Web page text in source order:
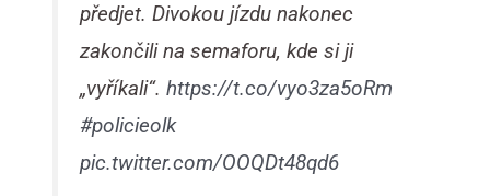
předjet. Divokou jízdu nakonec
zakončili na semaforu, kde si ji
„vyříkali“.https://t.co/vyo3za5oRm
#policieolk
pic.twitter.com/OOQDt48qd6